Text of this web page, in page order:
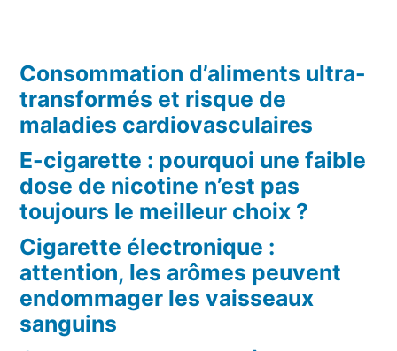
Consommation d’aliments ultra-
transformés et risque de
maladies cardiovasculaires
E-cigarette : pourquoi une faible
dose de nicotine n’est pas
toujours le meilleur choix ?
Cigarette électronique :
attention, les arômes peuvent
endommager les vaisseaux
sanguins